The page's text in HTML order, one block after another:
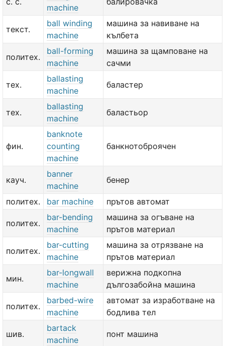
machine
текст.
ball winding
machine
машина за навиване на
кълбета
политех.
ball-forming
machine
машина за щамповане на
сачми
тех.
ballasting
machine
баластер
тех.
ballasting
machine
баластьор
фин.
banknote
counting
machine
банкнотоброячен
кауч.
banner
machine
бенер
политех. bar machine прътов автомат
политех.
bar-bending
machine
машина за огъване на
прътов материал
политех.
bar-cutting
machine
машина за отрязване на
прътов материал
мин.
bar-longwall
machine
верижна подкопна
дългозабойна машина
политех.
barbed-wire
machine
автомат за изработване на
бодлива тел
шив.
bartack
machine
понт машина